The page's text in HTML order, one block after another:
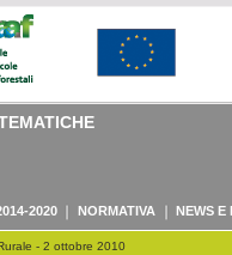
2020 NORMATIVA NEWS E
- 2 ottobre 2010